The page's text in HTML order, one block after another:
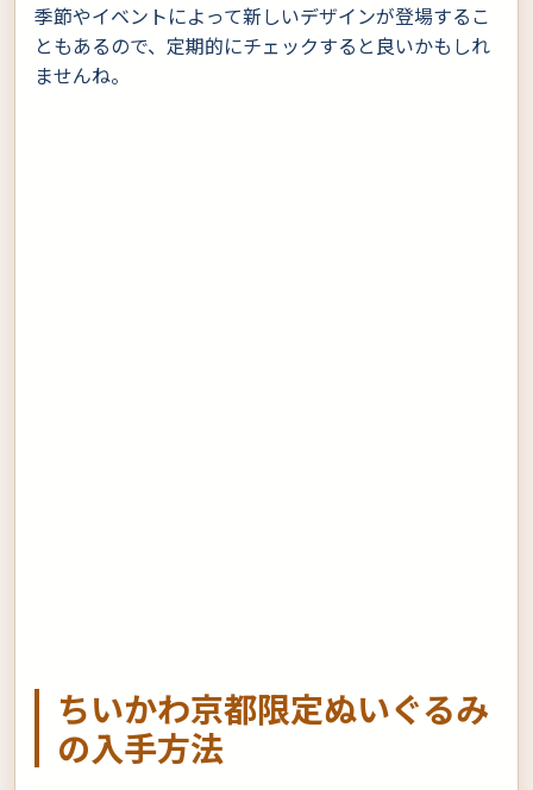
季節やイベントによって新しいデザインが登場するこ
ともあるので、定期的にチェックすると良いかもしれ
ませんね。
ちいかわ京都限定ぬいぐるみ
の入手方法